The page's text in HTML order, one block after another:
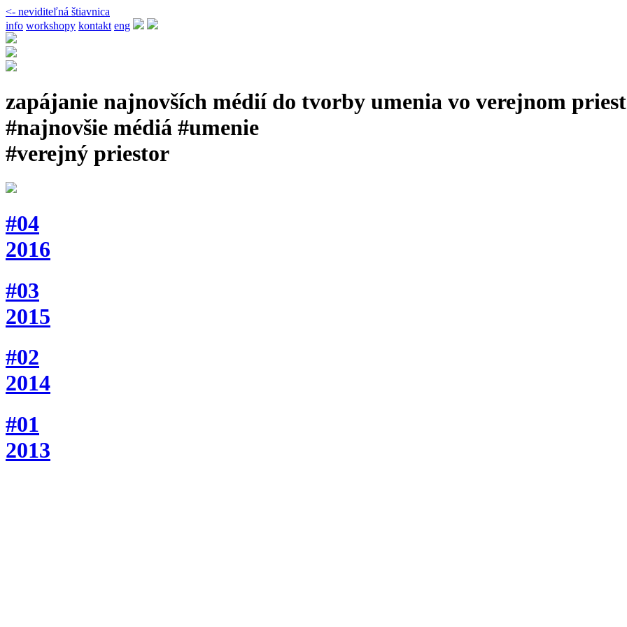
<- neviditeľná štiavnica
info workshopy kontakt eng
zapájanie najnovších médií do tvorby umenia vo verejnom
#najnovšie médiá #umenie
#verejný priestor
#04
2016
#03
2015
#02
2014
#01
2013